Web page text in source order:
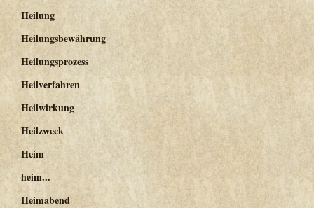
Heilung
Heilungsbewährung
Heilungsprozess
Heilverfahren
Heilwirkung
Heilzweck
Heim
heim...
Heimabend